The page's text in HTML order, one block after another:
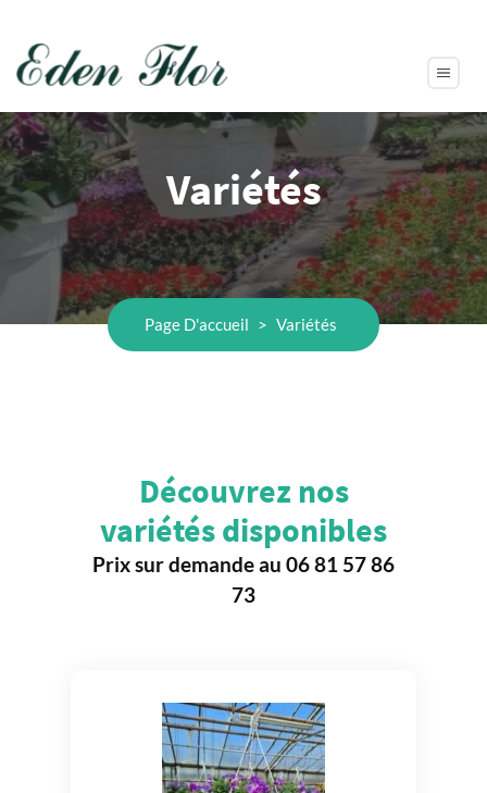
Variétés
Page D'accueil > Variétés
Découvrez nos
variétés disponibles
Prix sur demande au 06 81 57 86
73